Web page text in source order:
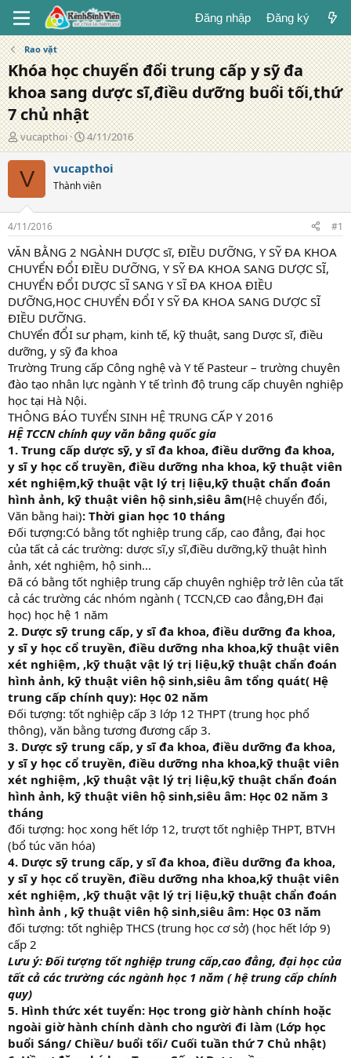
Đăng nhập Đăng ký
Rao vặt
Khóa học chuyển đổi trung cấp y sỹ đa
khoa sang dược sĩ,điều dưỡng buổi tối,thứ
7 chủ nhật
T
á
c
g
ả
vucapthoi
N
g
à
y
đ
g
4/11/2016
V vucapthoi
Thành viên
4/11/2016 #1
VĂN BẰNG 2 NGÀNH DƯỢC sĩ, ĐIỀU DƯỠNG, Y SỸ ĐA KHOA
CHUYỂN ĐỔI ĐIỀU DƯỠNG, Y SỸ ĐA KHOA SANG DƯỢC SĨ,
CHUYỂN ĐỔI DƯỢC SĨ SANG Y SĨ ĐA KHOA ĐIỀU
DƯỠNG,HỌC CHUYỂN ĐỔI Y SỸ ĐA KHOA SANG DƯỢC SĨ
ĐIỀU DƯỠNG.
ChUYển đỔI sư phạm, kinh tế, kỹ thuật, sang Dược sĩ, điều
dưỡng, y sỹ đa khoa
Trường Trung cấp Công nghệ và Y tế Pasteur – trường chuyên
đào tạo nhân lực ngành Y tế trình độ trung cấp chuyên nghiệp
học tại Hà Nội.
THÔNG BÁO TUYỂN SINH HỆ TRUNG CẤP Y 2016
HỆ TCCN chính quy văn bằng quốc gia
1. Trung cấp dược sỹ, y sĩ đa khoa, điều dưỡng đa khoa,
y sĩ y học cổ truyền, điều dưỡng nha khoa, kỹ thuật viên
xét nghiệm,kỹ thuật vật lý trị liệu,kỹ thuật chẩn đoán
hình ảnh, kỹ thuật viên hộ sinh,siêu âm(Hệ chuyển đổi,
Văn bằng hai): Thời gian học 10 tháng
Đối tượng:Có bằng tốt nghiệp trung cấp, cao đẳng, đại học
của tất cả các trường: dược sĩ,y sĩ,điều dưỡng,kỹ thuật hình
ảnh, xét nghiệm, hộ sinh...
Đã có bằng tốt nghiệp trung cấp chuyên nghiệp trở lên của tất
cả các trường các nhóm ngành ( TCCN,CĐ cao đẳng,ĐH đại
học) học hệ 1 năm
2. Dược sỹ trung cấp, y sĩ đa khoa, điều dưỡng đa khoa,
y sĩ y học cổ truyền, điều dưỡng nha khoa,kỹ thuật viên
xét nghiệm, ,kỹ thuật vật lý trị liệu,kỹ thuật chẩn đoán
hình ảnh, kỹ thuật viên hộ sinh,siêu âm tổng quát( Hệ
trung cấp chính quy): Học 02 năm
Đối tượng: tốt nghiệp cấp 3 lớp 12 THPT (trung học phổ
thông), văn bằng tương đương cấp 3.
3. Dược sỹ trung cấp, y sĩ đa khoa, điều dưỡng đa khoa,
y sĩ y học cổ truyền, điều dưỡng nha khoa,kỹ thuật viên
xét nghiệm, ,kỹ thuật vật lý trị liệu,kỹ thuật chẩn đoán
hình ảnh, kỹ thuật viên hộ sinh,siêu âm: Học 02 năm 3
tháng
đối tượng: học xong hết lớp 12, trượt tốt nghiệp THPT, BTVH
(bổ túc văn hóa)
4. Dược sỹ trung cấp, y sĩ đa khoa, điều dưỡng đa khoa,
y sĩ y học cổ truyền, điều dưỡng nha khoa,kỹ thuật viên
xét nghiệm, ,kỹ thuật vật lý trị liệu,kỹ thuật chẩn đoán
hình ảnh , kỹ thuật viên hộ sinh,siêu âm: Học 03 năm
đối tượng: tốt nghiệp THCS (trung học cơ sở) (học hết lớp 9)
cấp 2
Lưu ý: Đối tượng tốt nghiệp trung cấp,cao đẳng, đại học của
tất cả các trường các ngành học 1 năm ( hệ trung cấp chính
quy)
5. Hình thức xét tuyển: Học trong giờ hành chính hoặc
ngoài giờ hành chính dành cho người đi làm (Lớp học
buổi Sáng/ Chiều/ buổi tối/ Cuối tuần thứ 7 Chủ nhật)